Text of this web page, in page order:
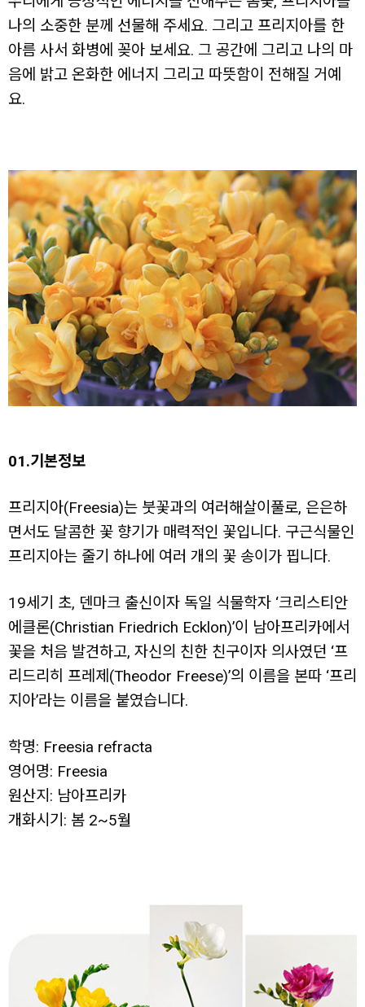
나의 소중한 분께 선물해 주세요. 그리고 프리지아를 한
아름 사서 화병에 꽂아 보세요. 그 공간에 그리고 나의 마
음에 밝고 온화한 에너지 그리고 따뜻함이 전해질 거예
요.
01.기본정보
프리지아(Freesia)는 붓꽃과의 여러해살이풀로, 은은하
면서도 달콤한 꽃 향기가 매력적인 꽃입니다. 구근식물인
프리지아는 줄기 하나에 여러 개의 꽃 송이가 핍니다.
19세기 초, 덴마크 출신이자 독일 식물학자 ‘크리스티안
에클론(Christian Friedrich Ecklon)’이 남아프리카에서
꽃을 처음 발견하고, 자신의 친한 친구이자 의사였던 ‘프
리드리히 프레제(Theodor Freese)’의 이름을 본따 ‘프리
지아’라는 이름을 붙였습니다.
학명: Freesia refracta
영어명: Freesia
원산지: 남아프리카
개화시기: 봄 2~5월